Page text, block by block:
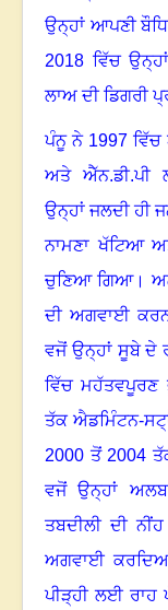
ਉਨ੍ਹਾਂ ਆਪਣੀ
2018 ਵਿੱਚ
ਲਾਅ ਦੀ ਡਿਗਰੀ
ਪੰਨੂ ਨੇ 1997 ਵਿੱਚ
ਅਤੇ ਐੱਨ.ਡੀ.ਪੀ
ਉਨ੍ਹਾਂ ਜਲਦੀ ਹੀ
ਨਾਮਣਾ ਖੱਟਿਆ
ਚੁਣਿਆ ਗਿਆ।
ਦੀ ਅਗਵਾਈ
ਵਜੋਂ ਉਨ੍ਹਾਂ ਸੂਬੇ ਦੇ
ਵਿੱਚ ਮਹੱਤਵਪੂਰਣ
ਤੱਕ ਐਡਮਿੰਟਨ-
2000 ਤੋਂ 2004
ਵਜੋਂ ਉਨ੍ਹਾਂ
ਤਬਦੀਲੀ ਦੀ
ਅਗਵਾਈ ਕਰਦਿਆਂ
ਪੀੜ੍ਹੀ ਲਈ ਰਾਹ